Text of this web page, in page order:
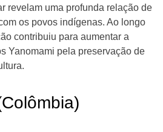
revelam uma profunda relação de
os povos indígenas. Ao longo
contribuiu para aumentar a
Yanomami pela preservação de